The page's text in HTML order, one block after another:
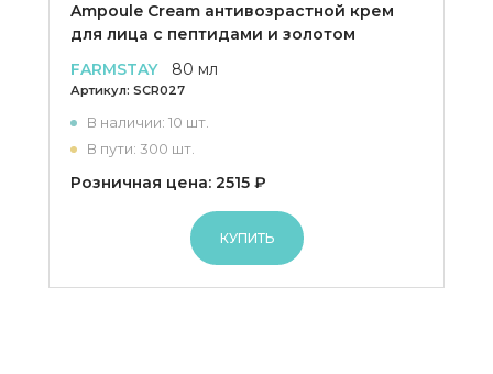
Ampoule Cream антивозрастной крем
для лица с пептидами и золотом
FARMSTAY
80 мл
Артикул: SCR027
В наличии: 10 шт.
В пути: 300 шт.
Розничная цена: 2515 ₽
КУПИТЬ